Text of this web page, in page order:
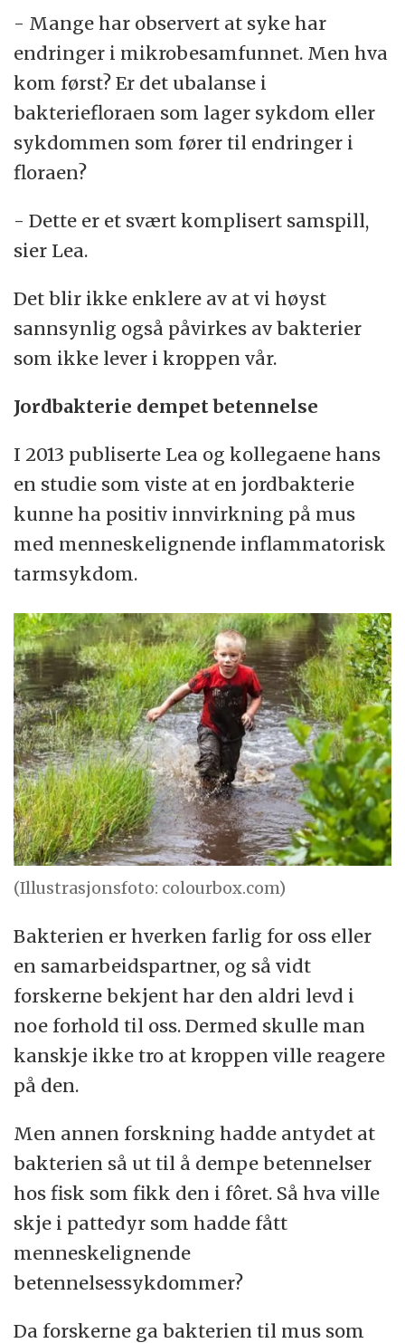
- Mange har observert at syke har
endringer i mikrobesamfunnet. Men hva
kom først? Er det ubalanse i
bakteriefloraen som lager sykdom eller
sykdommen som fører til endringer i
floraen?
- Dette er et svært komplisert samspill,
sier Lea.
Det blir ikke enklere av at vi høyst
sannsynlig også påvirkes av bakterier
som ikke lever i kroppen vår.
Jordbakterie dempet betennelse
I 2013 publiserte Lea og kollegaene hans
en studie som viste at en jordbakterie
kunne ha positiv innvirkning på mus
med menneskelignende inflammatorisk
tarmsykdom.
(Illustrasjonsfoto: colourbox.com)
Bakterien er hverken farlig for oss eller
en samarbeidspartner, og så vidt
forskerne bekjent har den aldri levd i
noe forhold til oss. Dermed skulle man
kanskje ikke tro at kroppen ville reagere
på den.
Men annen forskning hadde antydet at
bakterien så ut til å dempe betennelser
hos fisk som fikk den i fôret. Så hva ville
skje i pattedyr som hadde fått
menneskelignende
betennelsessykdommer?
Da forskerne ga bakterien til mus som